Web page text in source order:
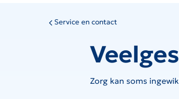
Service en contact
Zorg kan soms